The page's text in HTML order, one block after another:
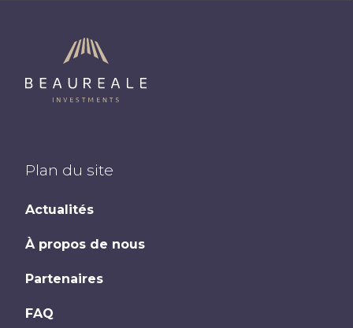
Plan du site
Actualités
À propos de nous
Partenaires
FAQ